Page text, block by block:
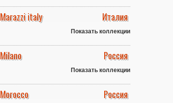
Marazzi italy Италия
Показать коллекции
Milano Россия
Показать коллекции
Morocco Россия